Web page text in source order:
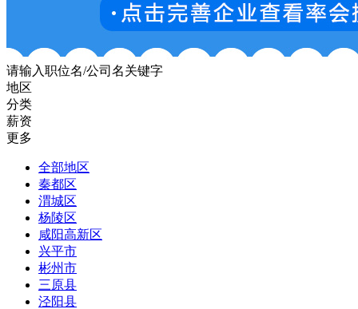
请输入职位名/公司名关键字
地区
分类
薪资
更多
全部地区
秦都区
渭城区
杨陵区
咸阳高新区
兴平市
彬州市
三原县
泾阳县